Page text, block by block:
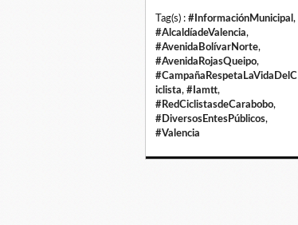
Tag(s) : #InformaciónMunicipal ,
#AlcaldíadeValencia,
#AvenidaBolívarNorte,
#AvenidaRojasQueipo,
#CampañaRespetaLaVidaDelC
iclista, #Iamtt,
#RedCiclistasdeCarabobo,
#DiversosEntesPúblicos,
#Valencia